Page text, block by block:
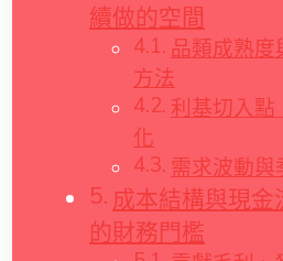
續做的空間
品類成熟度
方法
利基切入點
化
需求波動與
成本結構與現金
的財務門檻